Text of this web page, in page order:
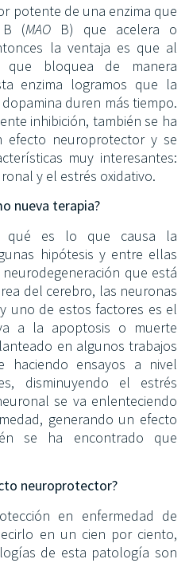
potente de una enzima que
B (MAO B) que acelera o
la ventaja es que al
que bloquea de manera
enzima logramos que la
duren más tiempo.
inhibición, también se ha
efecto neuroprotector y se
muy interesantes:
y el estrés oxidativo.
nueva terapia?
qué es lo que causa la
hipótesis y entre ellas
que está
del cerebro, las neuronas
uno de estos factores es el
a la apoptosis o muerte
en algunos trabajos
haciendo ensayos a nivel
disminuyendo el estrés
se va enlenteciendo
generando un efecto
se ha encontrado que
neuroprotector?
en enfermedad de
en un cien por ciento,
de esta patología son